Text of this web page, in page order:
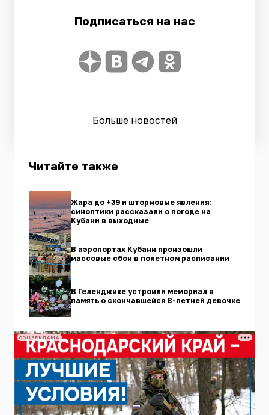
Подписаться на нас
Больше новостей
Читайте также
Жара до +39 и штормовые явления:
синоптики рассказали о погоде на
Кубани в выходные
В аэропортах Кубани произошли
массовые сбои в полетном расписании
В Геленджике устроили мемориал в
память о скончавшейся 8-летней девочке
СОЦРЕКЛАМА